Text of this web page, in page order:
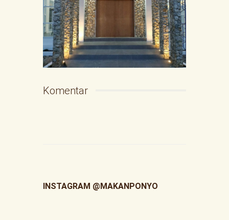
Komentar
INSTAGRAM @MAKANPONYO